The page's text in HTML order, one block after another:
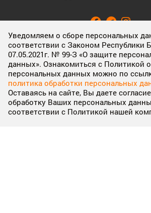
Уведомляем о сборе персональных
соответствии с Законом Республики
07.05.2021г. № 99-З «О защите
данных». Ознакомиться с Политикой
персональных данных можно по
политика обработки персональных
Оставаясь на сайте, Вы даете
обработку Ваших персональных
соответствии с Политикой нашей
ЗАДАЦЬ ПЫТАННЕ
Распрацоўка сайта: cnc.by
© 2026 СЭЗ «Гомель-Ратон». Ўсе